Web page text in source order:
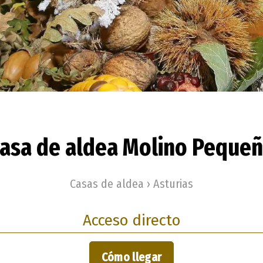
de aldea Molino
Casas de aldea › Asturias
Acceso directo
Cómo llegar